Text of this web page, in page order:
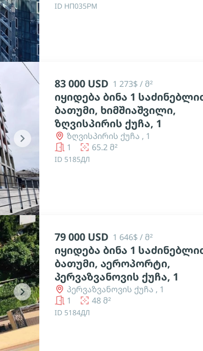
ID НП035РМ
chevron_right
83 000 USD 1 273$ / მ²
იყიდება ბინა 1
ბათუმი, ხიმშიაშვილი,
ზღვისპირის ქუჩა, 1
ზღვისპირის ქუჩა , 1
1
65.2 მ²
ID 5185ДЛ
chevron_right
79 000 USD 1 646$ / მ²
იყიდება ბინა 1
ბათუმი, აეროპორტი,
პერვაზვანოვის ქუჩა, 1
პერვაზვანოვის ქუჩა , 1
1
48 მ²
ID 5184ДЛ